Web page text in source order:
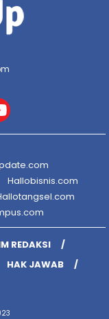
Hallobisnis.com
REDAKSI
HAK JAWAB